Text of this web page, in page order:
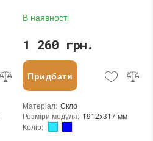
В наявності
1 260 грн.
Придбати
Матеріал: Скло
Розміри модуля: 1912x317 мм
Колір: